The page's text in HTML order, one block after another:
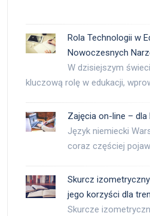
Rola Technologii w
Nowoczesnych
W dzisiejszym
kluczową rolę w edukacji,
Zajęcia on-line – dla
Język niemiecki
coraz częściej
Skurcz
jego korzyści dla
Skurcze